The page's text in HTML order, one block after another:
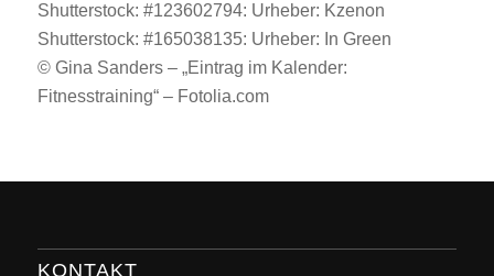
Shutterstock: #123602794: Urheber: Kzenon
Shutterstock: #165038135: Urheber: In Green
© Gina Sanders – „Eintrag im Kalender:
Fitnesstraining“ – Fotolia.com
KONTAKT